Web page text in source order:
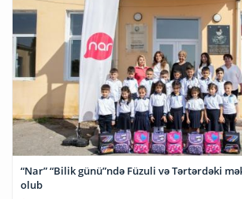
“Nar” “Bilik günü”ndə Füzuli və Tərtərdəki
olub